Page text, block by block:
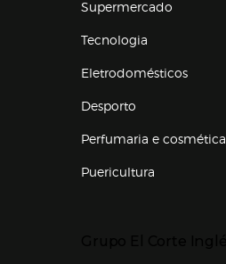
Supermercado
Tecnologia
Eletrodomésticos
Desporto
Perfumaria e cosmética
Puericultura